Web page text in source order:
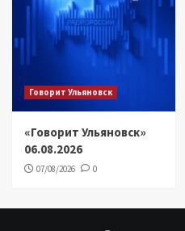
Говорит Ульяновск
«Говорит Ульяновск»
06.08.2026
07/08/2026 0